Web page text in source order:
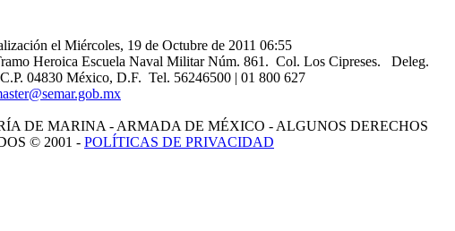
el Miércoles, 19 de Octubre de 2011 06:55
Heroica Escuela Naval Militar Núm. 861. Col. Los Cipreses. Deleg.
04830 México, D.F. Tel. 56246500 | 01 800 627
DE MARINA - ARMADA DE MÉXICO - ALGUNOS DERECHOS
© 2001 - POLÍTICAS DE PRIVACIDAD